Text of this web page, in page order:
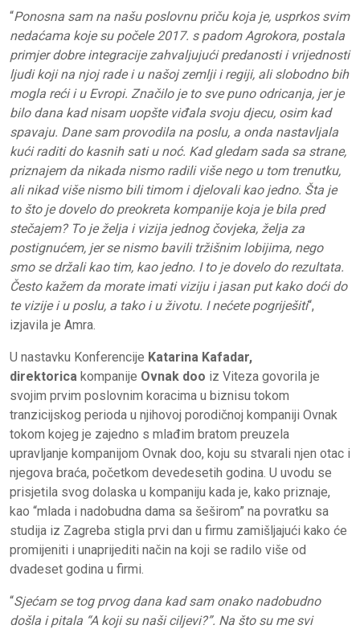
“Ponosna sam na našu poslovnu priču koja je, usprkos svim
nedaćama koje su počele 2017. s padom Agrokora, postala
primjer dobre integracije zahvaljujući predanosti i vrijednosti
ljudi koji na njoj rade i u našoj zemlji i regiji, ali slobodno bih
mogla reći i u Evropi. Značilo je to sve puno odricanja, jer je
bilo dana kad nisam uopšte viđala svoju djecu, osim kad
spavaju. Dane sam provodila na poslu, a onda nastavljala
kući raditi do kasnih sati u noć. Kad gledam sada sa strane,
priznajem da nikada nismo radili više nego u tom trenutku,
ali nikad više nismo bili timom i djelovali kao jedno. Šta je
to što je dovelo do preokreta kompanije koja je bila pred
stečajem? To je želja i vizija jednog čovjeka, želja za
postignućem, jer se nismo bavili tržišnim lobijima, nego
smo se držali kao tim, kao jedno. I to je dovelo do rezultata.
Često kažem da morate imati viziju i jasan put kako doći do
te vizije i u poslu, a tako i u životu. I nećete pogriješiti“,
izjavila je Amra.
U nastavku Konferencije Katarina Kafadar,
direktorica kompanije Ovnak doo iz Viteza govorila je
svojim prvim poslovnim koracima u biznisu tokom
tranzicijskog perioda u njihovoj porodičnoj kompaniji Ovnak
tokom kojeg je zajedno s mlađim bratom preuzela
upravljanje kompanijom Ovnak doo, koju su stvarali njen otac i
njegova braća, početkom devedesetih godina. U uvodu se
prisjetila svog dolaska u kompaniju kada je, kako priznaje,
kao “mlada i nadobudna dama sa šeširom” na povratku sa
studija iz Zagreba stigla prvi dan u firmu zamišljajući kako će
promijeniti i unaprijediti način na koji se radilo više od
dvadeset godina u firmi.
“Sjećam se tog prvog dana kad sam onako nadobudno
došla i pitala “A koji su naši ciljevi?”. Na što su me svi